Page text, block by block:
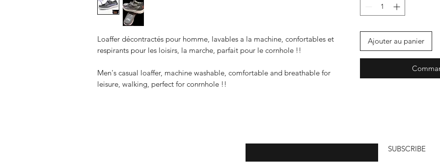
Loaffer décontractés pour homme, lavables a la machine, confortables et
respirants pour les loisirs, la marche, parfait pour le cornhole !!
Men's casual loaffer, machine washable, comfortable and breathable for
leisure, walking, perfect for conrnhole !!
Ajouter au panier
SUBSCRIBE